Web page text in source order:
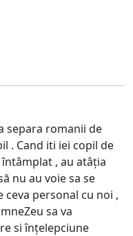
separa romanii de
. Cand iti iei copil de
, au atâția
nu au voie sa se
ceva personal cu noi ,
sa va
si înțelepciune